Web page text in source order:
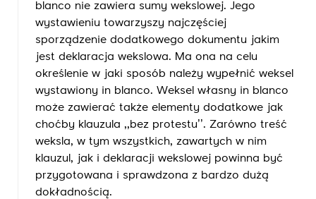
blanco nie zawiera sumy wekslowej. Jego
wystawieniu towarzyszy najczęściej
sporządzenie dodatkowego dokumentu jakim
jest deklaracja wekslowa. Ma ona na celu
określenie w jaki sposób należy wypełnić weksel
wystawiony in blanco. Weksel własny in blanco
może zawierać także elementy dodatkowe jak
choćby klauzula ,,bez protestu’’. Zarówno treść
weksla, w tym wszystkich, zawartych w nim
klauzul, jak i deklaracji wekslowej powinna być
przygotowana i sprawdzona z bardzo dużą
dokładnością.